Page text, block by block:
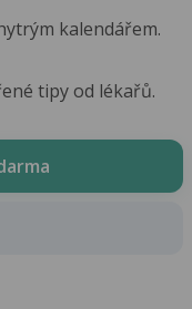
kalendářem.
tipy od lékařů.